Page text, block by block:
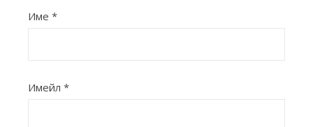
Име *
Имейл *